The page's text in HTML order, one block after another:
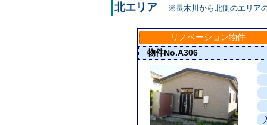
北エリア ※長木川から北側のエリア
リノベーション物件
物件No.A306